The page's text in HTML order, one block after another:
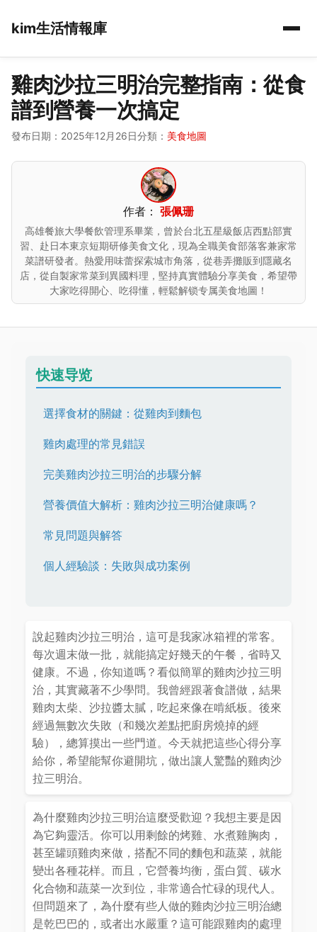
kim生活情報庫
雞肉沙拉三明治完整指南：從食
譜到營養一次搞定
發布日期：2025年12月26日分類： 美食地圖
作者： 張佩珊
高雄餐旅大學餐飲管理系畢業，曾於台北五星級飯店西點部實
習、赴日本東京短期研修美食文化，現為全職美食部落客兼家常
菜譜研發者。熱愛用味蕾探索城市角落，從巷弄攤販到隱藏名
店，從自製家常菜到異國料理，堅持真實體驗分享美食，希望帶
大家吃得開心、吃得懂，輕鬆解锁专属美食地圖！
快速导览
選擇食材的關鍵：從雞肉到麵包
雞肉處理的常見錯誤
完美雞肉沙拉三明治的步驟分解
營養價值大解析：雞肉沙拉三明治健康嗎？
常見問題與解答
個人經驗談：失敗與成功案例
說起雞肉沙拉三明治，這可是我家冰箱裡的常客。
每次週末做一批，就能搞定好幾天的午餐，省時又
健康。不過，你知道嗎？看似簡單的雞肉沙拉三明
治，其實藏著不少學問。我曾經跟著食譜做，結果
雞肉太柴、沙拉醬太膩，吃起來像在啃紙板。後來
經過無數次失敗（和幾次差點把廚房燒掉的經
驗），總算摸出一些門道。今天就把這些心得分享
給你，希望能幫你避開坑，做出讓人驚豔的雞肉沙
拉三明治。
為什麼雞肉沙拉三明治這麼受歡迎？我想主要是因
為它夠靈活。你可以用剩餘的烤雞、水煮雞胸肉，
甚至罐頭雞肉來做，搭配不同的麵包和蔬菜，就能
變出各種花样。而且，它營養均衡，蛋白質、碳水
化合物和蔬菜一次到位，非常適合忙碌的現代人。
但問題來了，為什麼有些人做的雞肉沙拉三明治總
是乾巴巴的，或者出水嚴重？這可能跟雞肉的處理